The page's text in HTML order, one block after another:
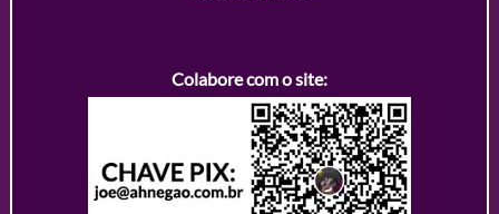
Colabore com o site: